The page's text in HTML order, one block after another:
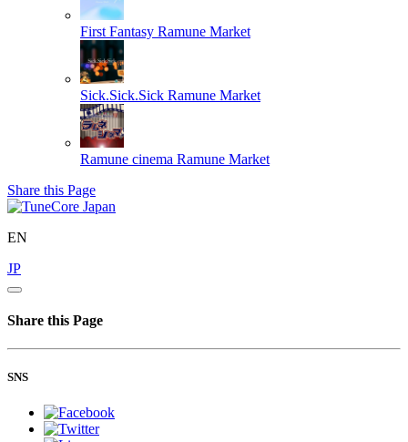
First Fantasy Ramune Market
Sick.Sick.Sick Ramune Market
Ramune cinema Ramune Market
Share this Page
EN
JP
Share this Page
SNS